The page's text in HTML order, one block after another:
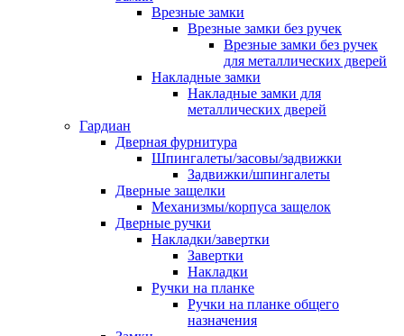
Врезные замки
Врезные замки без ручек
Врезные замки без ручек
для металлических дверей
Накладные замки
Накладные замки для
металлических дверей
Гардиан
Дверная фурнитура
Шпингалеты/засовы/задвижки
Задвижки/шпингалеты
Дверные защелки
Механизмы/корпуса защелок
Дверные ручки
Накладки/завертки
Завертки
Накладки
Ручки на планке
Ручки на планке общего
назначения